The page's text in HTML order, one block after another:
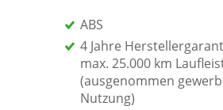
ABS
4 Jahre
max. 25.000 km
(ausgenommen
Nutzung)